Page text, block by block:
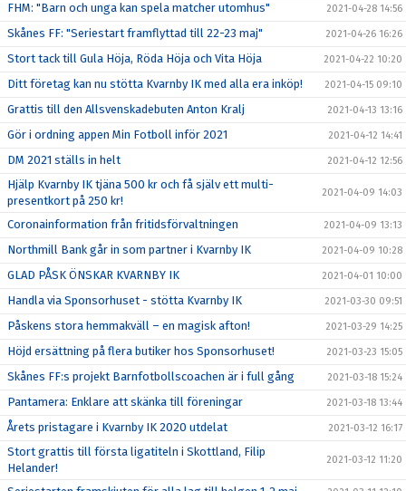
FHM: "Barn och unga kan spela matcher utomhus" 2021-04-28 14:56
Skånes FF: "Seriestart framflyttad till 22-23 maj" 2021-04-26 16:26
Stort tack till Gula Höja, Röda Höja och Vita Höja 2021-04-22 10:20
Ditt företag kan nu stötta Kvarnby IK med alla era inköp! 2021-04-15 09:10
Grattis till den Allsvenskadebuten Anton Kralj 2021-04-13 13:16
Gör i ordning appen Min Fotboll inför 2021 2021-04-12 14:41
DM 2021 ställs in helt 2021-04-12 12:56
Hjälp Kvarnby IK tjäna 500 kr och få själv ett multi-
presentkort på 250 kr!
2021-04-09 14:03
Coronainformation från fritidsförvaltningen 2021-04-09 13:13
Northmill Bank går in som partner i Kvarnby IK 2021-04-09 10:28
GLAD PÅSK ÖNSKAR KVARNBY IK 2021-04-01 10:00
Handla via Sponsorhuset - stötta Kvarnby IK 2021-03-30 09:51
Påskens stora hemmakväll – en magisk afton! 2021-03-29 14:25
Höjd ersättning på flera butiker hos Sponsorhuset! 2021-03-23 15:05
Skånes FF:s projekt Barnfotbollscoachen är i full gång 2021-03-18 15:24
Pantamera: Enklare att skänka till föreningar 2021-03-18 13:44
Årets pristagare i Kvarnby IK 2020 utdelat 2021-03-12 16:17
Stort grattis till första ligatiteln i Skottland, Filip
Helander!
2021-03-12 11:20